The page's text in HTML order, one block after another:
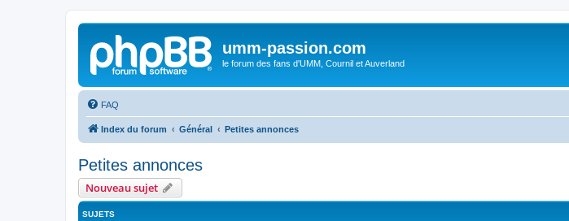
umm-passion.com
le forum des fans d'UMM, Cournil et Auverland
FAQ
Index du forum Général Petites annonces
Petites annonces
Nouveau sujet
SUJETS